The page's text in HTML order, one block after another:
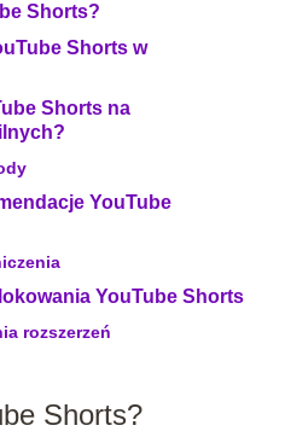
Shorts?
Shorts w
Shorts na
YouTube
YouTube Shorts
rozszerzeń
Shorts?